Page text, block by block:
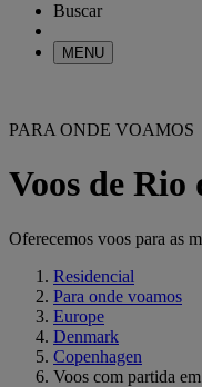
Buscar
MENU
PARA ONDE VOAMOS
Voos de
Oferecemos voos para as
Residencial
Para onde voamos
Europe
Denmark
Copenhagen
Voos com partida